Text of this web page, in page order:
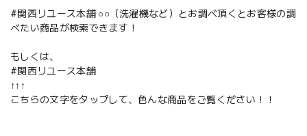
#関西リユース本舗 ○○（洗濯機など）とお調べ頂くとお客様の調
べたい商品が検索できます！
もしくは、
#関西リユース本舗
↑↑↑
こちらの文字をタップして、色んな商品をご覧ください！！